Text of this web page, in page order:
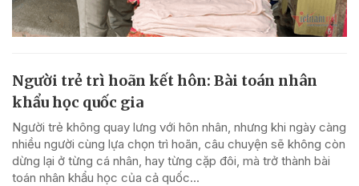
Người trẻ trì hoãn kết hôn: Bài toán nhân
khẩu học quốc gia
Người trẻ không quay lưng với hôn nhân, nhưng khi ngày càng
nhiều người cùng lựa chọn trì hoãn, câu chuyện sẽ không còn
dừng lại ở từng cá nhân, hay từng cặp đôi, mà trở thành bài
toán nhân khẩu học của cả quốc...